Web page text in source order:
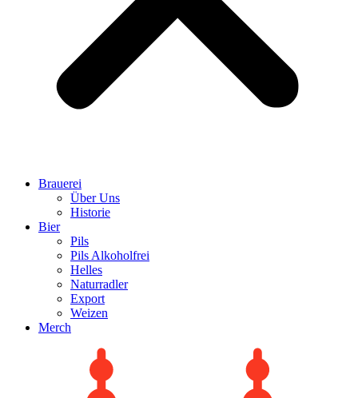
Brauerei
Über Uns
Historie
Bier
Pils
Pils Alkoholfrei
Helles
Naturradler
Export
Weizen
Merch